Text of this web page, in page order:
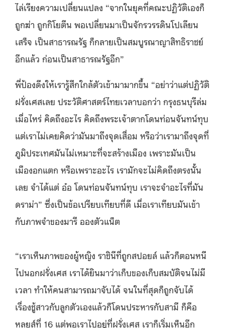
ไล่เรียงความเปลี่ยนแปลง “จากในยุคที่คณะปฏิวัติเองก็
ถูกฆ่า ถูกกิโยตีน พอเปลี่ยนมาเป็นจักรวรรดินโปเลียน
เสร็จ เป็นสาธารณรัฐ ก็กลายเป็นสมบูรณาญาสิทธิราชย์
อีกแล้ว ก่อนเป็นสาธารณรัฐอีก”
พี่ป้องดึงให้เรารู้สึกใกล้ตัวเข้ามามากขึ้น “อย่าว่าแต่ปฏิวัติ
ฝรั่งเศสเลย ประวัติศาสตร์ไทยเวลาบอกว่า กรุงธนบุรีล่ม
เมื่อไหร่ คิดถึงอะไร คิดถึงพระเจ้าตากโดนท่อนจันทน์ทุบ
แต่เราไม่เคยคิดว่ามันมาถึงจุดเสื่อม หรือว่าเรามาถึงจุดที่
ภูมิประเทศมันไม่เหมาะที่จะสร้างเมือง เพราะมันเป็น
เมืองอกแตก หรือเพราะอะไร เรามักจะไม่คิดถึงตรงนั้น
เลย จำได้แต่ อ๋อ โดนท่อนจันทน์ทุบ เราจะจำอะไรที่มัน
ดราม่า” ซึ่งเป็นข้อเปรียบเทียบที่ดี เมื่อเราเทียบมันเข้า
กับภาพจำของมารี อองตัวแน็ต
“เราเห็นภาพของผู้หญิง ราชินีที่ถูกสปอยล์ แล้วก็ตอนหนี
ไปนอกฝรั่งเศส เราได้ยินมาว่าเก็บของเก็บสมบัติจนไม่มี
เวลา ทำให้คนสามารถมาจับได้ จนในที่สุดก็ถูกจับได้
เรื่องชู้สาวกับลูกตัวเองแล้วก็โดนประหารกับสามี ก็คือ
หลุยส์ที่ 16 แต่พอเราไปอยู่ที่ฝรั่งเศส เราก็เริ่มเห็นอีก